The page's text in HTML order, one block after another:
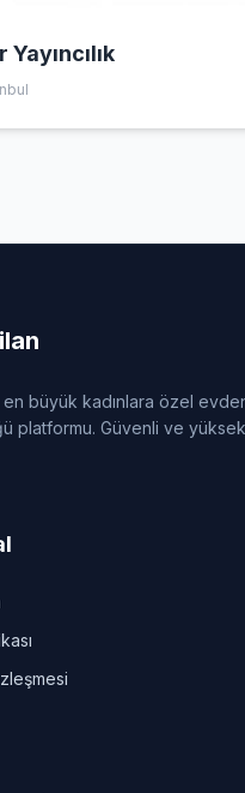
Yayıncılık
büyük kadınlara özel
platformu. Güvenli ve yüksek